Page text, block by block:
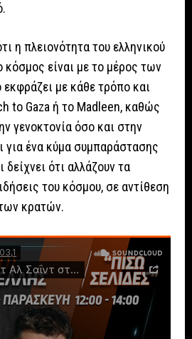
η πλειονότητα του ελληνικού
κόσμος είναι με το μέρος των
εκφράζει με κάθε τρόπο και
to Gaza ή το Madleen, καθώς
γενοκτονία όσο και στην
για ένα κύμα συμπαράστασης
ότι αλλάζουν τα
του κόσμου, σε αντίθεση
κρατών.